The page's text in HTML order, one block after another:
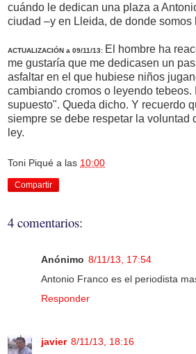
cuándo le dedican una plaza a
ciudad –y en Lleida, de donde somos
ACTUALIZACIÓN a 09/11/13: El hombre ha
me gustaría que me dedicasen un
asfaltar en el que hubiese niños
cambiando cromos o leyendo tebeos.
supuesto". Queda dicho. Y recuerdo
siempre se debe respetar la voluntad
ley.
Toni Piqué a las 10:00
Compartir
4 comentarios:
Anónimo 8/11/13, 17:54
Antonio Franco es el periodista
Responder
javier 8/11/13, 18:16